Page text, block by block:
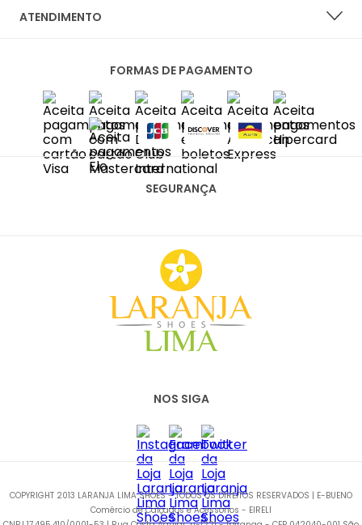
POLÍTICA DE ENTREGA
TROCAS E DEVOLUÇÕES
ATENDIMENTO
SAC
DIAS ÚTEIS DAS 10H ÀS 18H
SAC@LARANJALIMASHOES.COM.BR
(11) 2067-8100
FORMAS DE PAGAMENTO
SEGURANÇA
NOS SIGA
COPYRIGHT 2013 LARANJA LIMA SHOES - TODOS OS DIREITOS RESERVADOS | E-BUENO
Comércio de Calçados e Acessórios - EIRELI